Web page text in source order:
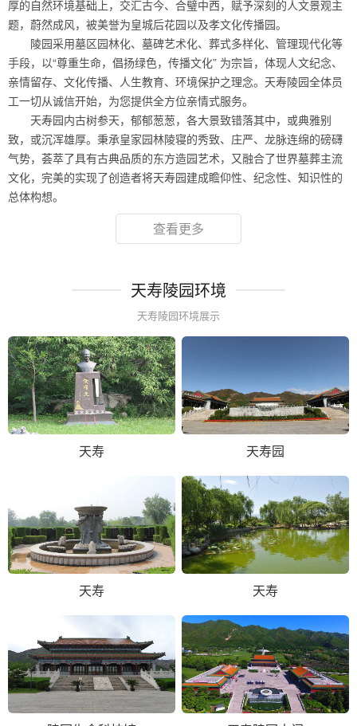
厚的自然环境基础上，交汇古今、合璧中西，赋予深刻的人文景观主
题，蔚然成风，被美誉为皇城后花园以及孝文化传播园。
陵园采用墓区园林化、墓碑艺术化、葬式多样化、管理现代化等
手段，以“尊重生命，倡扬绿色，传播文化” 为宗旨，体现人文纪念、
亲情留存、文化传播、人生教育、环境保护之理念。天寿陵园全体员
工一切从诚信开始，为您提供全方位亲情式服务。
天寿园内古树参天，郁郁葱葱，各大景致错落其中，或典雅别
致，或沉浑雄厚。秉承皇家园林陵寝的秀致、庄严、龙脉连绵的磅礴
气势，荟萃了具有古典品质的东方造园艺术，又融合了世界墓葬主流
文化，完美的实现了创造者将天寿园建成瞻仰性、纪念性、知识性的
总体构想。
查看更多
天寿陵园环境
天寿陵园环境展示
天寿 天寿园
天寿 天寿